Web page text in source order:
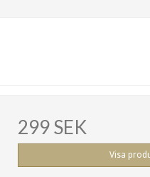
299 SEK
Visa